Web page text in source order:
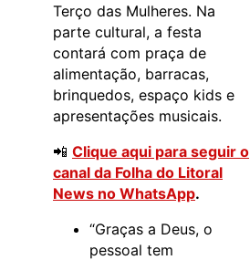
Terço das Mulheres. Na
parte cultural, a festa
contará com praça de
alimentação, barracas,
brinquedos, espaço kids e
apresentações musicais.
📲 Clique aqui para seguir o
canal da Folha do Litoral
News no WhatsApp.
“Graças a Deus, o
pessoal tem